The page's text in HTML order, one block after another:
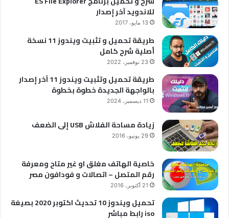
للاندويد آخر إصدار
13 مايو، 2017
طريقة تحميل و تثبيت ويندوز 11 نسخة
أصلية شرح كامل
23 نوفمبر، 2022
طريقة تحميل وتثبيت ويندوز 11 آخر إصدار
بالواجهة الجديدة خطوة بخطوة
11 ديسمبر، 2024
زيادة مساحة الفلاش USB إلى الضعف
29 يونيو، 2016
خاصية الهاتف مغلق او غير متاح ومعرفة
رقم المتصل – اتصالات و فودافون مصر
21 أكتوبر، 2016
تحميل ويندوز 10 تحديث اكتوبر 2020 بصيغة
iso رابط مباشر